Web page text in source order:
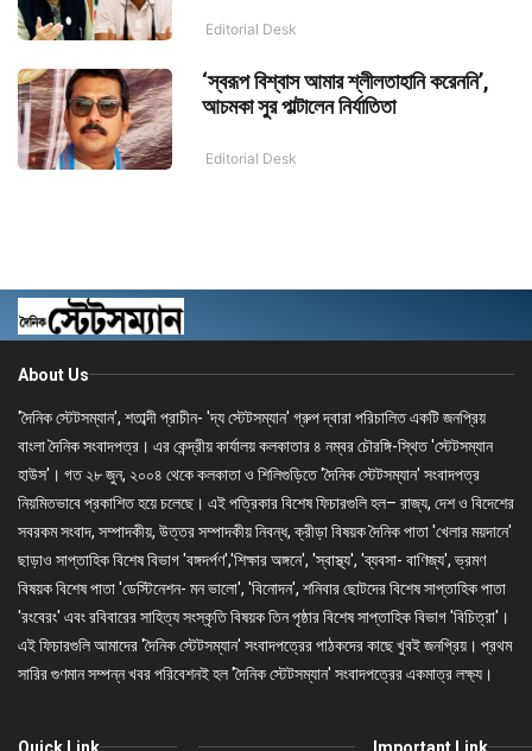
Editorial Desk
‘স্বরূপ বিশ্বাস আমার শ্লীলতাহানি করেননি’,
আচমকা সুর পাল্টালেন নির্যাতিতা
Editorial Desk
About Us
'দৈনিক স্টেটসম্যান', শতাব্দী প্রাচীন- 'দ্য স্টেটসম্যান' গ্রুপ দ্বারা পরিচালিত একটি জনপ্রিয়
বাংলা দৈনিক সংবাদপত্র। এর কেন্দ্রীয় কার্যালয় কলকাতার ৪ নম্বর চৌরঙ্গি-স্থিত 'স্টেটসম্যান
হাউস'। গত ২৮ জুন, ২০০৪ থেকে কলকাতা ও শিলিগুড়িতে 'দৈনিক স্টেটসম্যান' সংবাদপত্র
নিয়মিতভাবে প্রকাশিত হয়ে চলেছে। এই পত্রিকার বিশেষ ফিচারগুলি হল– রাজ্য, দেশ ও বিদেশের
সবরকম সংবাদ, সম্পাদকীয়, উত্তর সম্পাদকীয় নিবন্ধ, ক্রীড়া বিষয়ক দৈনিক পাতা 'খেলার ময়দানে'
ছাড়াও সাপ্তাহিক বিশেষ বিভাগ 'বঙ্গদর্পণ','শিক্ষার অঙ্গনে', 'স্বাস্থ্য', 'ব্যবসা- বাণিজ্য', ভ্রমণ
বিষয়ক বিশেষ পাতা 'ডেস্টিনেশন- মন ভালো', 'বিনোদন', শনিবার ছোটদের বিশেষ সাপ্তাহিক পাতা
'রংবেরং' এবং রবিবারের সাহিত্য সংস্কৃতি বিষয়ক তিন পৃষ্ঠার বিশেষ সাপ্তাহিক বিভাগ 'বিচিত্রা'।
এই ফিচারগুলি আমাদের 'দৈনিক স্টেটসম্যান' সংবাদপত্রের পাঠকদের কাছে খুবই জনপ্রিয়। প্রথম
সারির গুণমান সম্পন্ন খবর পরিবেশনই হল 'দৈনিক স্টেটসম্যান' সংবাদপত্রের একমাত্র লক্ষ্য।
Quick Link Important Link